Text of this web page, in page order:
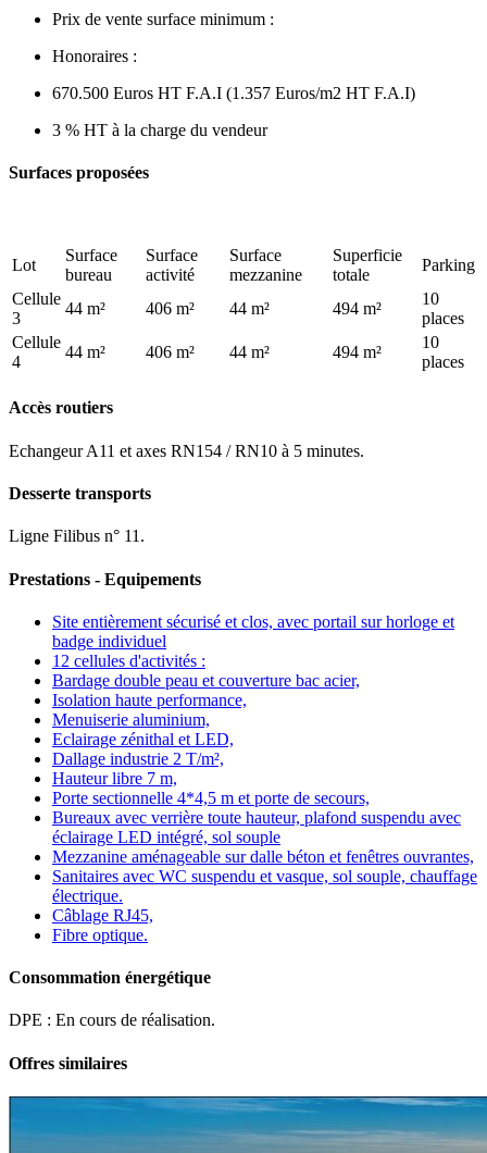
Prix de vente surface minimum :
Honoraires :
670.500 Euros HT F.A.I (1.357 Euros/m2 HT F.A.I)
3 % HT à la charge du vendeur
Surfaces proposées
Lot
Surface
bureau
Surface
activité
Surface
mezzanine
Superficie
totale
Parking
Cellule
3
44 m² 406 m² 44 m² 494 m²
10
places
Cellule
4
44 m² 406 m² 44 m² 494 m²
10
places
Accès routiers
Echangeur A11 et axes RN154 / RN10 à 5 minutes.
Desserte transports
Ligne Filibus n° 11.
Prestations - Equipements
Site entièrement sécurisé et clos, avec portail sur horloge et
badge individuel
12 cellules d'activités :
Bardage double peau et couverture bac acier,
Isolation haute performance,
Menuiserie aluminium,
Eclairage zénithal et LED,
Dallage industrie 2 T/m²,
Hauteur libre 7 m,
Porte sectionnelle 4*4,5 m et porte de secours,
Bureaux avec verrière toute hauteur, plafond suspendu avec
éclairage LED intégré, sol souple
Mezzanine aménageable sur dalle béton et fenêtres ouvrantes,
Sanitaires avec WC suspendu et vasque, sol souple, chauffage
électrique.
Câblage RJ45,
Fibre optique.
Consommation énergétique
DPE : En cours de réalisation.
Offres similaires